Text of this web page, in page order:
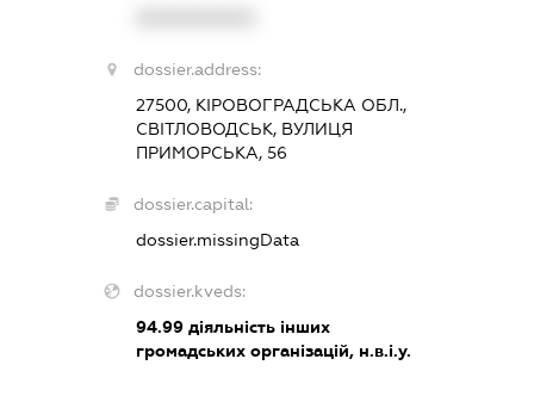
dossier.address:
27500, КІРОВОГРАДСЬКА ОБЛ.,
СВІТЛОВОДСЬК, ВУЛИЦЯ
ПРИМОРСЬКА, 56
dossier.capital:
dossier.missingData
dossier.kveds:
94.99діяльність інших
громадських організацій, н.в.і.у.